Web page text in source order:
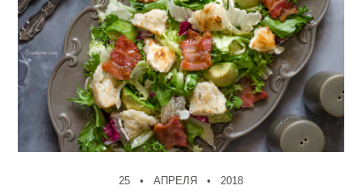
25 АПРЕЛЯ 2018